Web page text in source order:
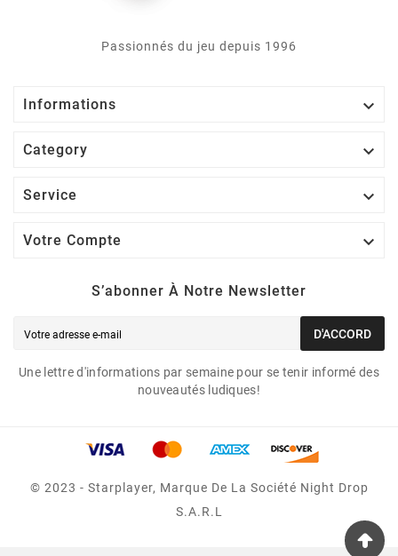
Passionnés du jeu depuis 1996
Informations 
Category 
Service 
Votre Compte 
S’abonner À Notre Newsletter
D'ACCORD
Une lettre d'informations par semaine pour se tenir informé des
nouveautés ludiques!
© 2023 - Starplayer, Marque De La Société Night Drop
S.A.R.L